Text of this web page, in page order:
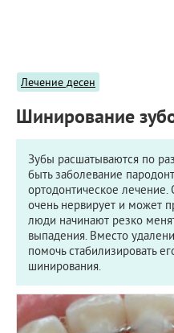
О ПРОЕКТЕ
ОБРАТНАЯ СВЯЗЬ
Лечение десен
Шинирование
Зубы расшатываются по
быть заболевание
ортодонтическое
очень нервирует и может
люди начинают резко
выпадения. Вместо
помочь стабилизировать
шинирования.